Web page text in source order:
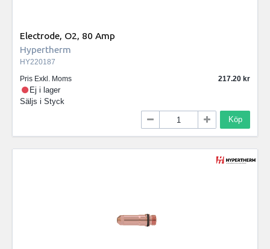
Electrode, O2, 80 Amp
Hypertherm
HY220187
Pris Exkl. Moms
217.20
Ej i lager
Säljs i Styck
Köp